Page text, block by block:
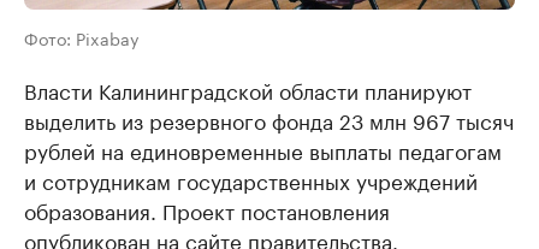
Фото: Pixabay
Власти Калининградской области планируют
выделить из резервного фонда 23 млн 967 тысяч
рублей на единовременные выплаты педагогам
и сотрудникам государственных учреждений
образования. Проект постановления
опубликован на сайте правительства.